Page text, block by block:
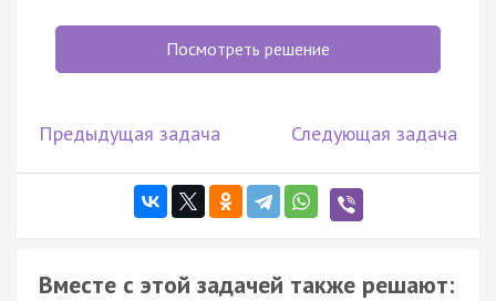
Посмотреть решение
Предыдущая задача Следующая задача
Вместе с этой задачей также решают: